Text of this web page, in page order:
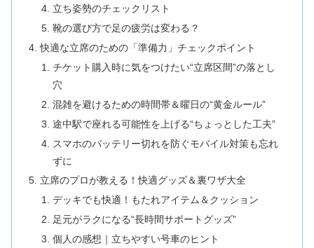
立ち姿勢のチェックリスト
靴の選び方で足の疲労は変わる？
快適な立席のための「準備力」チェックポイント
チケット購入時に気をつけたい“立席区間”の落とし
穴
混雑を避けるための時間帯＆曜日の“黄金ルール”
途中駅で座れる可能性を上げる“ちょっとした工夫”
スマホのバッテリー切れを防ぐモバイル対策も忘れ
ずに
立席のプロが教える！快適グッズ＆裏ワザ大全
デッキでも快適！もたれアイテム＆クッション
足元がラクになる“長時間サポートグッズ”
個人の感想｜立ちやすい号車のヒント